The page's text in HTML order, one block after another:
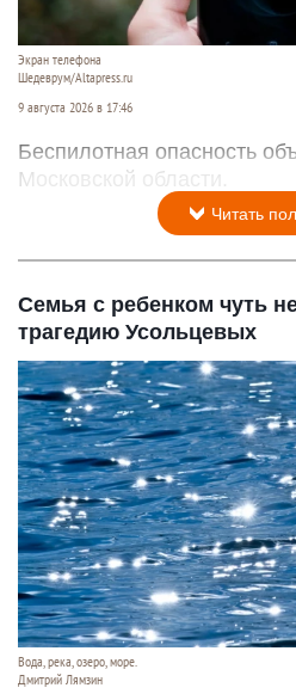
Экран телефона
Шедеврум/Altapress.ru
9 августа 2026 в 17:46
Беспилотная опасность
Московской области.
Читать
Семья с ребенком чуть
трагедию Усольцевых
Вода, река, озеро, море.
Дмитрий Лямзин